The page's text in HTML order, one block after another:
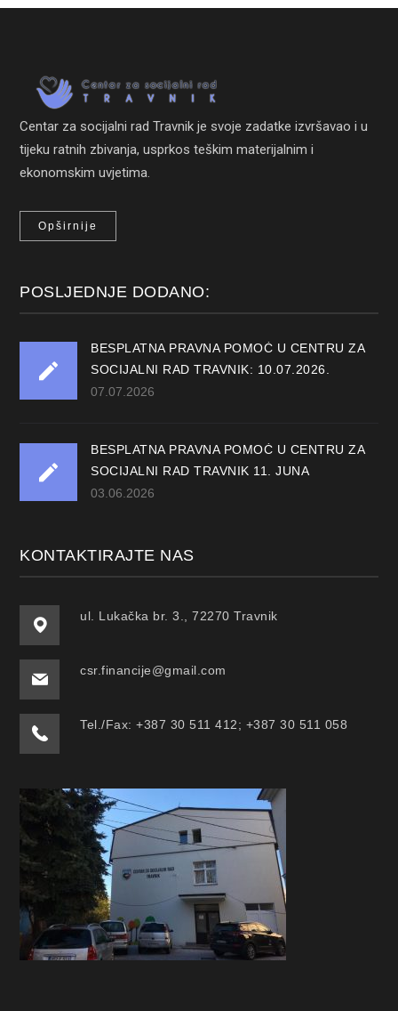
Centar za socijalni rad Travnik je svoje zadatke izvršavao i u
tijeku ratnih zbivanja, usprkos teškim materijalnim i
ekonomskim uvjetima.
Opširnije
POSLJEDNJE DODANO:
BESPLATNA PRAVNA POMOĆ U CENTRU ZA
SOCIJALNI RAD TRAVNIK: 10.07.2026.
07.07.2026
BESPLATNA PRAVNA POMOĆ U CENTRU ZA
SOCIJALNI RAD TRAVNIK 11. JUNA
03.06.2026
KONTAKTIRAJTE NAS
ul. Lukačka br. 3., 72270 Travnik
csr.financije@gmail.com
Tel./Fax: +387 30 511 412; +387 30 511 058